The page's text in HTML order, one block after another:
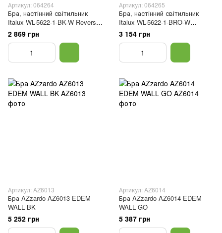
Артикул: 064264
Бра, настінний світильник
Italux WL-5622-1-BK-W Reverso
G9 1x25W IP20 Bl
2 869 грн
Артикул: 064265
Бра, настінний світильник
Italux WL-5622-1-BRO-W
Reverso G9 1x25W IP20
3 154 грн
Артикул: AZ6013
Бра AZzardo AZ6013 EDEM
WALL BK
5 252 грн
Артикул: AZ6014
Бра AZzardo AZ6014 EDEM
WALL GO
5 387 грн